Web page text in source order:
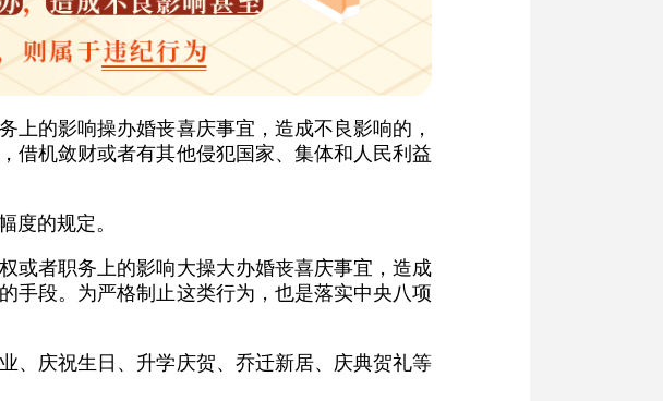
上的影响操办婚丧喜庆事宜，造成不良影响的，
借机敛财或者有其他侵犯国家、集体和人民利益
的规定。
或者职务上的影响大操大办婚丧喜庆事宜，造成
手段。为严格制止这类行为，也是落实中央八项
、庆祝生日、升学庆贺、乔迁新居、庆典贺礼等